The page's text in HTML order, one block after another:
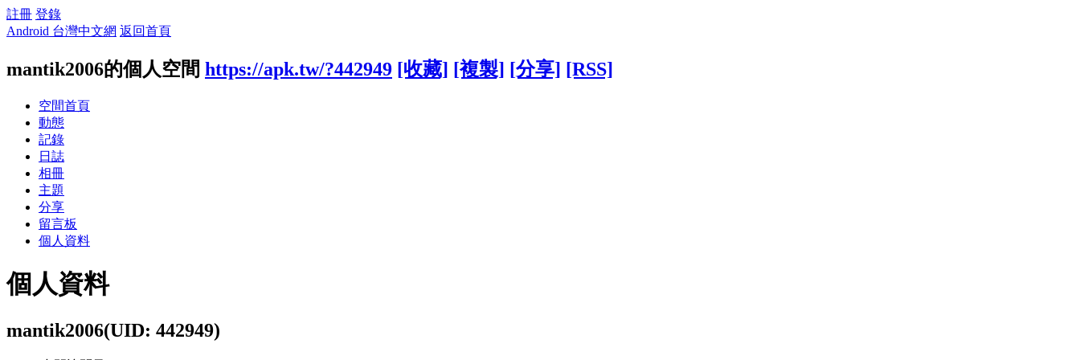
註冊 登錄
Android 台灣中文網 返回首頁
mantik2006的個人空間 https://apk.tw/?442949 [收藏] [複製] [分享] [RSS]
空間首頁
動態
記錄
日誌
相冊
主題
分享
留言板
個人資料
個人資料
mantik2006(UID: 442949)